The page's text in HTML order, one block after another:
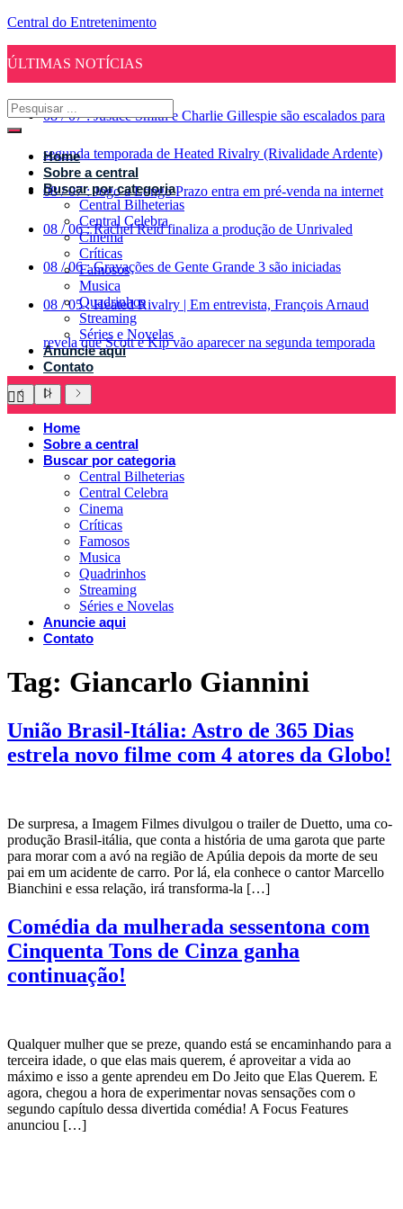
Central do Entretenimento
ÚLTIMAS NOTÍCIAS
08 / 07 : Justice Smith e Charlie Gillespie são escalados para
segunda temporada de Heated Rivalry (Rivalidade Ardente)
08 / 07 : Jogo a Longo Prazo entra em pré-venda na internet
08 / 06 : Rachel Reid finaliza a produção de Unrivaled
08 / 06 : Gravações de Gente Grande 3 são iniciadas
08 / 05 : Heated Rivalry | Em entrevista, François Arnaud
revela que Scott e Kip vão aparecer na segunda temporada
Home
Sobre a central
Buscar por categoria
Central Bilheterias
Central Celebra
Cinema
Críticas
Famosos
Musica
Quadrinhos
Streaming
Séries e Novelas
Anuncie aqui
Contato
Home
Sobre a central
Buscar por categoria
Central Bilheterias
Central Celebra
Cinema
Críticas
Famosos
Musica
Quadrinhos
Streaming
Séries e Novelas
Anuncie aqui
Contato
Tag: Giancarlo Giannini
União Brasil-Itália: Astro de 365 Dias
estrela novo filme com 4 atores da Globo!
De surpresa, a Imagem Filmes divulgou o trailer de Duetto, uma co-
produção Brasil-itália, que conta a história de uma garota que parte
para morar com a avó na região de Apúlia depois da morte de seu
pai em um acidente de carro. Por lá, ela conhece o cantor Marcello
Bianchini e essa relação, irá transforma-la […]
Comédia da mulherada sessentona com
Cinquenta Tons de Cinza ganha
continuação!
Qualquer mulher que se preze, quando está se encaminhando para a
terceira idade, o que elas mais querem, é aproveitar a vida ao
máximo e isso a gente aprendeu em Do Jeito que Elas Querem. E
agora, chegou a hora de experimentar novas sensações com o
segundo capítulo dessa divertida comédia! A Focus Features
anunciou […]